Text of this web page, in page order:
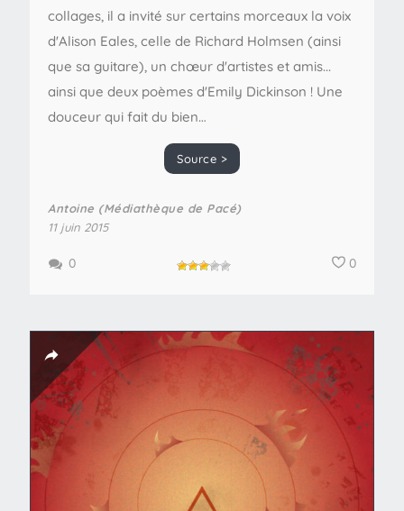
collages, il a invité sur certains morceaux la voix
d'Alison Eales, celle de Richard Holmsen (ainsi
que sa guitare), un chœur d'artistes et amis...
ainsi que deux poèmes d'Emily Dickinson ! Une
douceur qui fait du bien…
Source >
Antoine (Médiathèque de Pacé)
11 juin 2015
0
0